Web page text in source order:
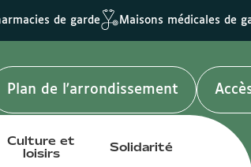
de garde Maisons médicales de
Plan de l'arrondissement
Culture et
loisirs
Solidarité